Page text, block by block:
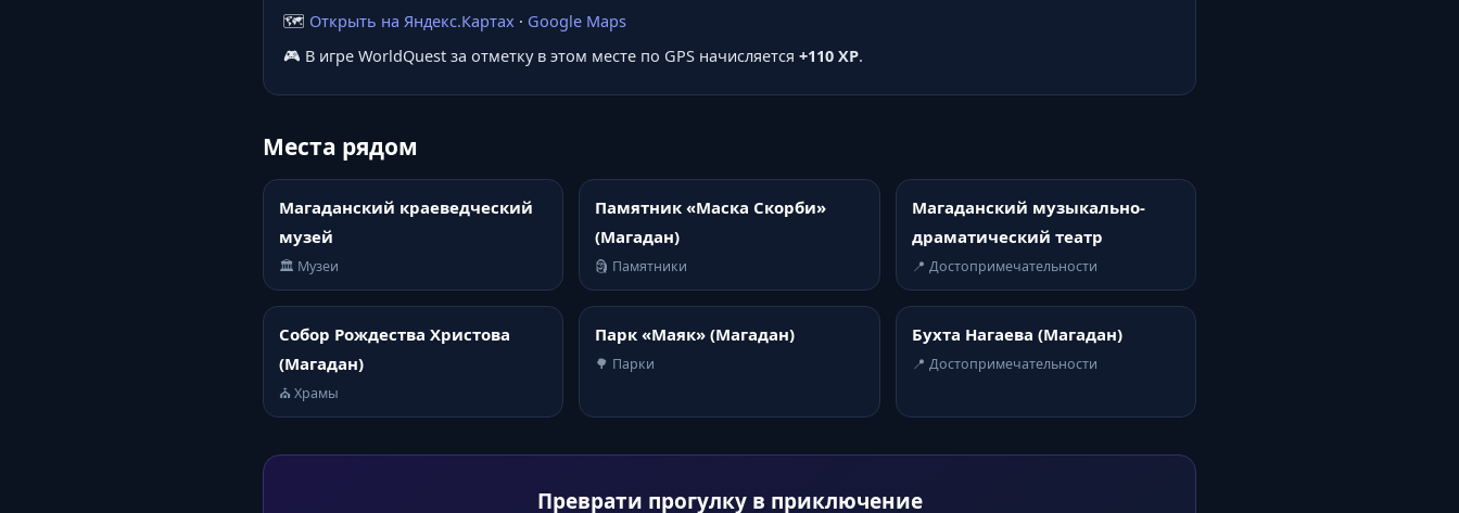
🗺️ Открыть на Яндекс.Картах · Google Maps
🎮 В игре WorldQuest за отметку в этом месте по GPS начисляется +110 XP.
Места рядом
Магаданский краеведческий
музей
🏛️ Музеи
Памятник «Маска Скорби»
(Магадан)
🗿 Памятники
Магаданский музыкально-
драматический театр
📍 Достопримечательности
Собор Рождества Христова
(Магадан)
⛪ Храмы
Парк «Маяк» (Магадан)
🌳 Парки
Бухта Нагаева (Магадан)
📍 Достопримечательности
Преврати прогулку в приключение